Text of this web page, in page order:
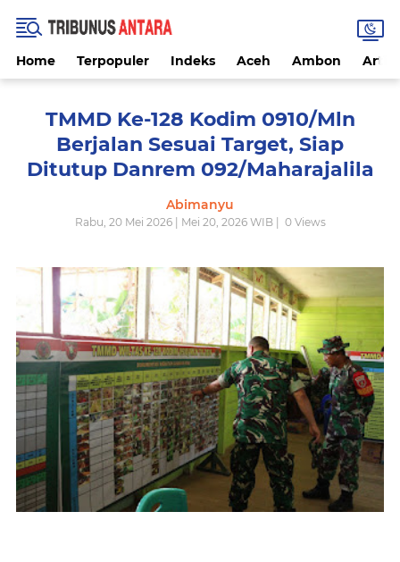
Home Terpopuler Indeks Aceh Ambon
TMMD Ke-128 Kodim 0910/Mln
Berjalan Sesuai Target, Siap
Ditutup Danrem 092/Maharajalila
Abimanyu
Rabu, 20 Mei 2026 | Mei 20, 2026 WIB | 0Views